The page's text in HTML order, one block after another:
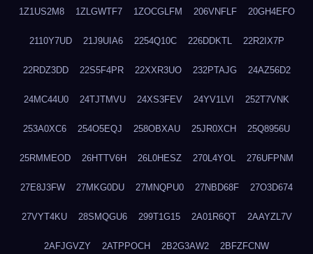
1Z1US2M8 1ZLGWTF7 1ZOCGLFM 206VNFLF 20GH4EFO
2110Y7UD 21J9UIA6 2254Q10C 226DDKTL 22R2IX7P
22RDZ3DD 22S5F4PR 22XXR3UO 232PTAJG 24AZ56D2
24MC44U0 24TJTMVU 24XS3FEV 24YV1LVI 252T7VNK
253A0XC6 254O5EQJ 258OBXAU 25JR0XCH 25Q8956U
25RMMEOD 26HTTV6H 26L0HESZ 270L4YOL 276UFPNM
27E8J3FW 27MKG0DU 27MNQPU0 27NBD68F 27O3D674
27VYT4KU 28SMQGU6 299T1G15 2A01R6QT 2AAYZL7V
2AFJGVZY 2ATPPOCH 2B2G3AW2 2BFZFCNW